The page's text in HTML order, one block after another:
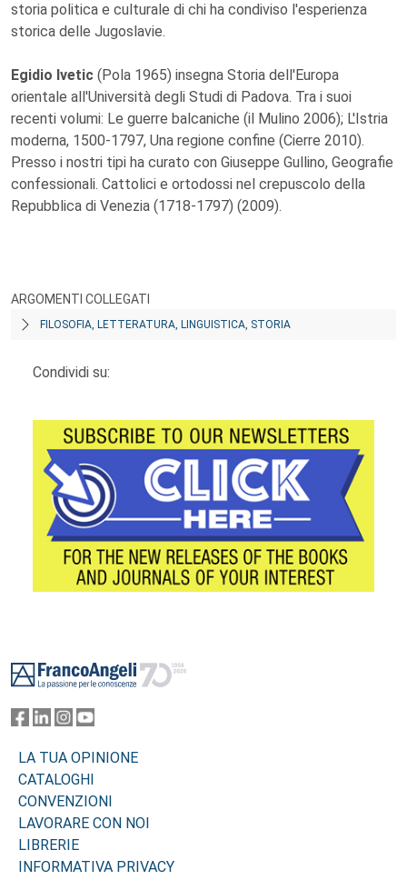
storia politica e culturale di chi ha condiviso l'esperienza
storica delle Jugoslavie.
Egidio Ivetic (Pola 1965) insegna Storia dell'Europa
orientale all'Università degli Studi di Padova. Tra i suoi
recenti volumi: Le guerre balcaniche (il Mulino 2006); L'Istria
moderna, 1500-1797, Una regione confine (Cierre 2010).
Presso i nostri tipi ha curato con Giuseppe Gullino, Geografie
confessionali. Cattolici e ortodossi nel crepuscolo della
Repubblica di Venezia (1718-1797) (2009).
ARGOMENTI COLLEGATI
FILOSOFIA, LETTERATURA, LINGUISTICA, STORIA
Condividi su:
LA TUA OPINIONE
CATALOGHI
CONVENZIONI
LAVORARE CON NOI
LIBRERIE
INFORMATIVA PRIVACY